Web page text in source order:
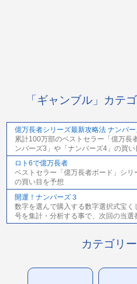
「ギャンブル」カテ
億万長者シリーズ最新攻略法 ナンバー
累計100万部のベストセラー「億万長
ンバーズ3」や「ナンバーズ4」の買い
ロト6で億万長者
ベストセラー「億万長者ボード」シリ
の買い目を予想
開運！ナンバーズ３
数字を選んで購入する数字選択式宝
号を集計・分析する事で、次回の当選
カテゴリ